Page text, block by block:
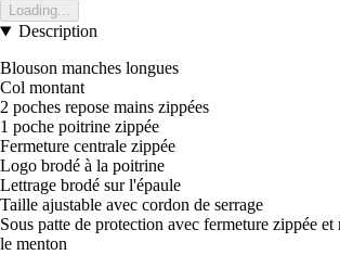
Loading...
Description
Blouson manches longues
Col montant
2 poches repose mains zippées
1 poche poitrine zippée
Fermeture centrale zippée
Logo brodé à la poitrine
Lettrage brodé sur l'épaule
Taille ajustable avec cordon de serrage
Sous patte de protection avec fermeture zippée
le menton